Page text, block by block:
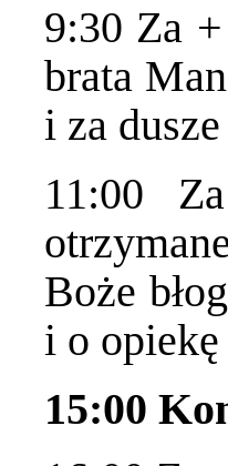
9:30 Za
brata
i za
11:00
Boże
i o
15:00